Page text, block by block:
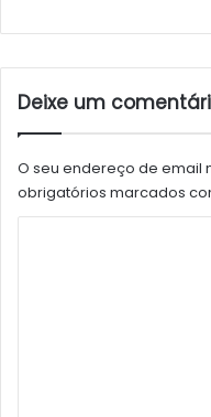
Deixe um
O seu endereço de email
obrigatórios marcados